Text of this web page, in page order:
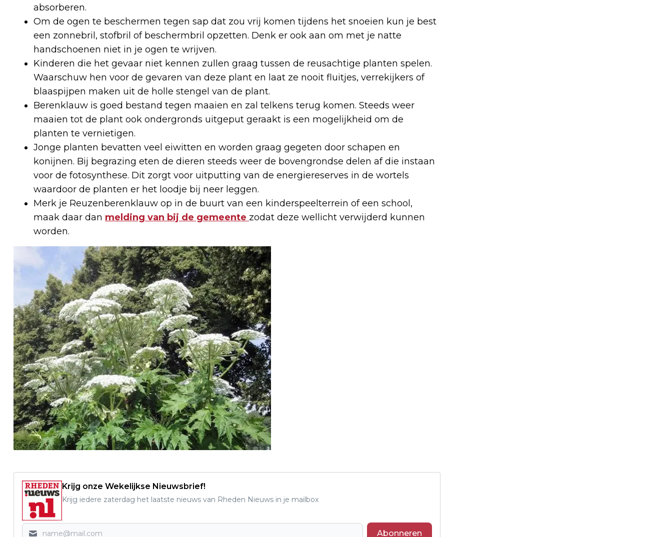
absorberen.
Om de ogen te beschermen tegen sap dat zou vrij komen tijdens het snoeien kun je best
een zonnebril, stofbril of beschermbril opzetten. Denk er ook aan om met je natte
handschoenen niet in je ogen te wrijven.
Kinderen die het gevaar niet kennen zullen graag tussen de reusachtige planten spelen.
Waarschuw hen voor de gevaren van deze plant en laat ze nooit fluitjes, verrekijkers of
blaaspijpen maken uit de holle stengel van de plant.
Berenklauw is goed bestand tegen maaien en zal telkens terug komen. Steeds weer
maaien tot de plant ook ondergronds uitgeput geraakt is een mogelijkheid om de
planten te vernietigen.
Jonge planten bevatten veel eiwitten en worden graag gegeten door schapen en
konijnen. Bij begrazing eten de dieren steeds weer de bovengrondse delen af die instaan
voor de fotosynthese. Dit zorgt voor uitputting van de energiereserves in de wortels
waardoor de planten er het loodje bij neer leggen.
Merk je Reuzenberenklauw op in de buurt van een kinderspeelterrein of een school,
maak daar dan melding van bij de gemeente zodat deze wellicht verwijderd kunnen
worden.
Krijg onze Wekelijkse Nieuwsbrief!
Krijg iedere zaterdag het laatste nieuws van Rheden Nieuws in je mailbox
Abonneren